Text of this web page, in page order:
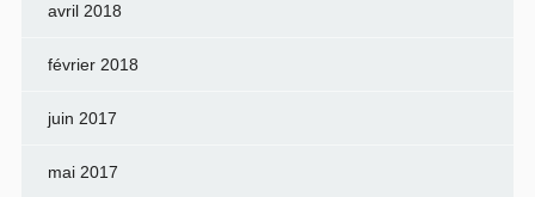
avril 2018
février 2018
juin 2017
mai 2017